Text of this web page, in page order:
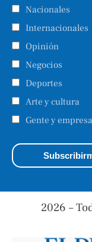
Nacionales
Internacionales
Opinión
Negocios
Deportes
Arte y cultura
Gente y empresa
2026 –